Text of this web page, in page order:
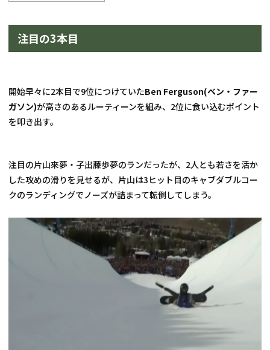
注目の3本目
開始早々に2本目で9位につけていたBen Ferguson(ベン・ファー
ガソン)が高さのあるルーティーンを組み、2位に食い込むポイント
を叩き出す。
注目の片山來夢・子出藤歩夢のランだったが、2人とも若さを活か
した攻めの滑りを見せるが、片山は3ヒット目のキャブダブルコー
クのランディングでノーズが詰まって転倒してしまう。